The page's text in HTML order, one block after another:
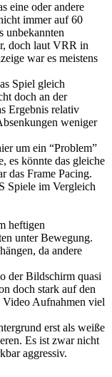
eine oder andere
immer auf 60
unbekannten
doch laut VRR in
war es meistens
Spiel gleich
doch an der
Ergebnis relativ
weniger
um ein “Problem”
es könnte das gleiche
das Frame Pacing.
Spiele im Vergleich
heftigen
unter Bewegung.
da andere
der Bildschirm quasi
doch stark auf den
Video Aufnahmen viel
erst als weiße
Es ist zwar nicht
aggressiv.